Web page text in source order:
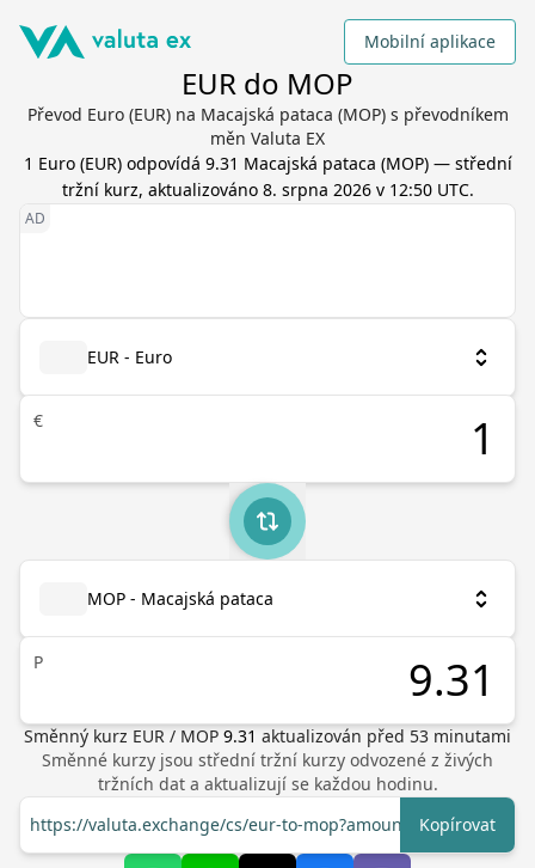
Mobilní aplikace
EUR do MOP
Převod Euro (EUR) na Macajská pataca (MOP) s převodníkem
měn Valuta EX
1 Euro(EUR) odpovídá 9.31 Macajská pataca (MOP) — střední
tržní kurz, aktualizováno 8. srpna 2026 v 12:50 UTC.
EUR - Euro
€
MOP - Macajská pataca
P
Směnný kurz EUR / MOP 9.31 aktualizován před 53 minutami
Směnné kurzy jsou střední tržní kurzy odvozené z živých
tržních dat a aktualizují se každou hodinu.
https://valuta.exchange/cs/eur-to-mop?amount=1Kopírovat